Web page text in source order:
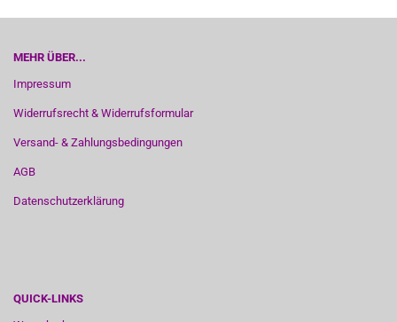
MEHR ÜBER...
Impressum
Widerrufsrecht & Widerrufsformular
Versand- & Zahlungsbedingungen
AGB
Datenschutzerklärung
QUICK-LINKS